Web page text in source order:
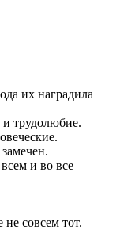
их наградила
и трудолюбие.
и во все
совсем тот.